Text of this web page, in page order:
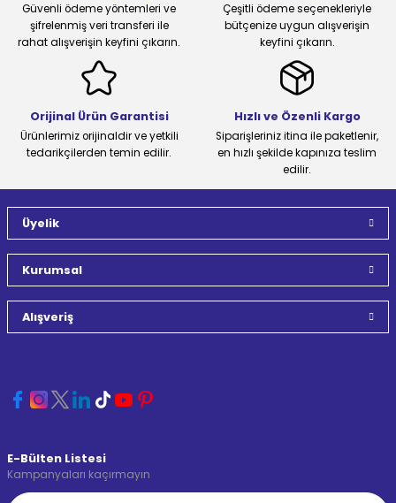
Güvenli ödeme yöntemleri ve
şifrelenmiş veri transferi ile
rahat alışverişin keyfini çıkarın.
Çeşitli ödeme seçenekleriyle
bütçenize uygun alışverişin
keyfini çıkarın.
Orijinal Ürün Garantisi
Ürünlerimiz orijinaldir ve yetkili
tedarikçilerden temin edilir.
Hızlı ve Özenli Kargo
Siparişleriniz itina ile paketlenir,
en hızlı şekilde kapınıza teslim
edilir.
Üyelik
Kurumsal
Alışveriş
E-Bülten Listesi
Kampanyaları kaçırmayın